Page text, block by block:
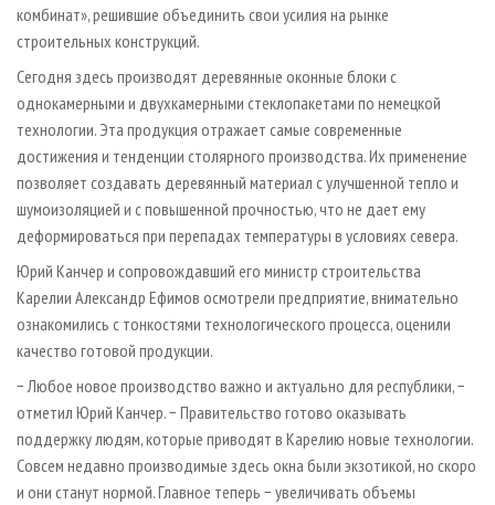
ИНСТРУМЕНТ И МАТЕРИАЛЫ
БИБЛИОТЕКА СПЕЦИАЛИСТА
комбинат», решившие объединить свои усилия на рынке
строительных конструкций.
Сегодня здесь производят деревянные оконные блоки с
однокамерными и двухкамерными стеклопакетами по немецкой
технологии. Эта продукция отражает самые современные
достижения и тенденции столярного производства. Их применение
позволяет создавать деревянный материал с улучшенной тепло и
шумоизоляцией и с повышенной прочностью, что не дает ему
деформироваться при перепадах температуры в условиях севера.
Юрий Канчер и сопровождавший его министр строительства
Карелии Александр Ефимов осмотрели предприятие, внимательно
ознакомились с тонкостями технологического процесса, оценили
качество готовой продукции.
− Любое новое производство важно и актуально для республики, −
отметил Юрий Канчер. − Правительство готово оказывать
поддержку людям, которые приводят в Карелию новые технологии.
Совсем недавно производимые здесь окна были экзотикой, но скоро
и они станут нормой. Главное теперь − увеличивать объемы